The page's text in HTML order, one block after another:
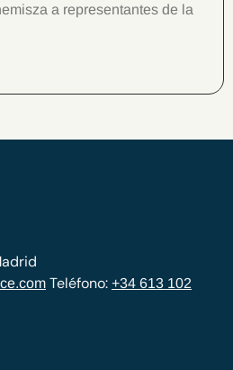
a representantes de la
Teléfono: +34 613 102